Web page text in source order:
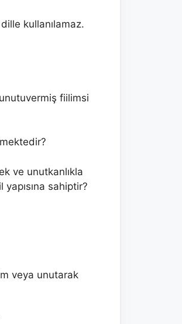
kullanılamaz.
fiilimsi
ve unutkanlıkla
sahiptir?
veya unutarak